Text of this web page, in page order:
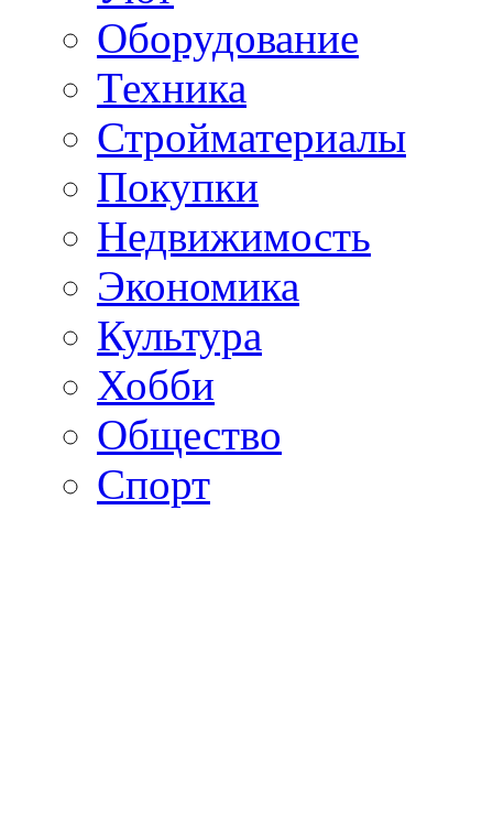
Оборудование
Техника
Стройматериалы
Покупки
Недвижимость
Экономика
Культура
Хобби
Общество
Спорт